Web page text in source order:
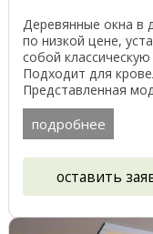
Деревянные окна в
по низкой цене,
собой
Подходит для
Представленная
подробнее
оставить